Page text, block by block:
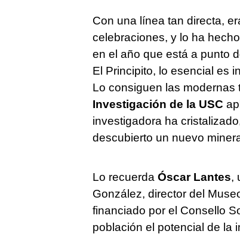
Con una línea tan directa,
celebraciones, y lo ha
en el año que está a punto
El Principito, lo esencial es
Lo consiguen las modernas
Investigación de la USC
investigadora ha
descubierto un nuevo
Lo recuerda Óscar Lantes,
González, director del
financiado por el Consello
población el potencial de la